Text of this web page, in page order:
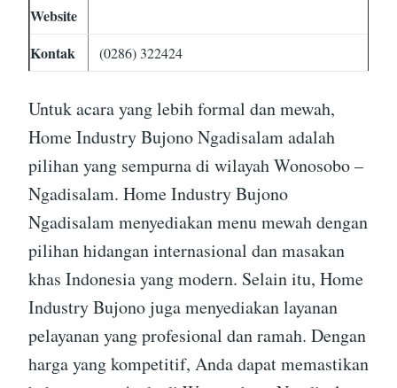
Website
Kontak
(0286) 322424
Untuk acara yang lebih formal dan mewah,
Home Industry Bujono Ngadisalam adalah
pilihan yang sempurna di wilayah Wonosobo –
Ngadisalam. Home Industry Bujono
Ngadisalam menyediakan menu mewah dengan
pilihan hidangan internasional dan masakan
khas Indonesia yang modern. Selain itu, Home
Industry Bujono juga menyediakan layanan
pelayanan yang profesional dan ramah. Dengan
harga yang kompetitif, Anda dapat memastikan